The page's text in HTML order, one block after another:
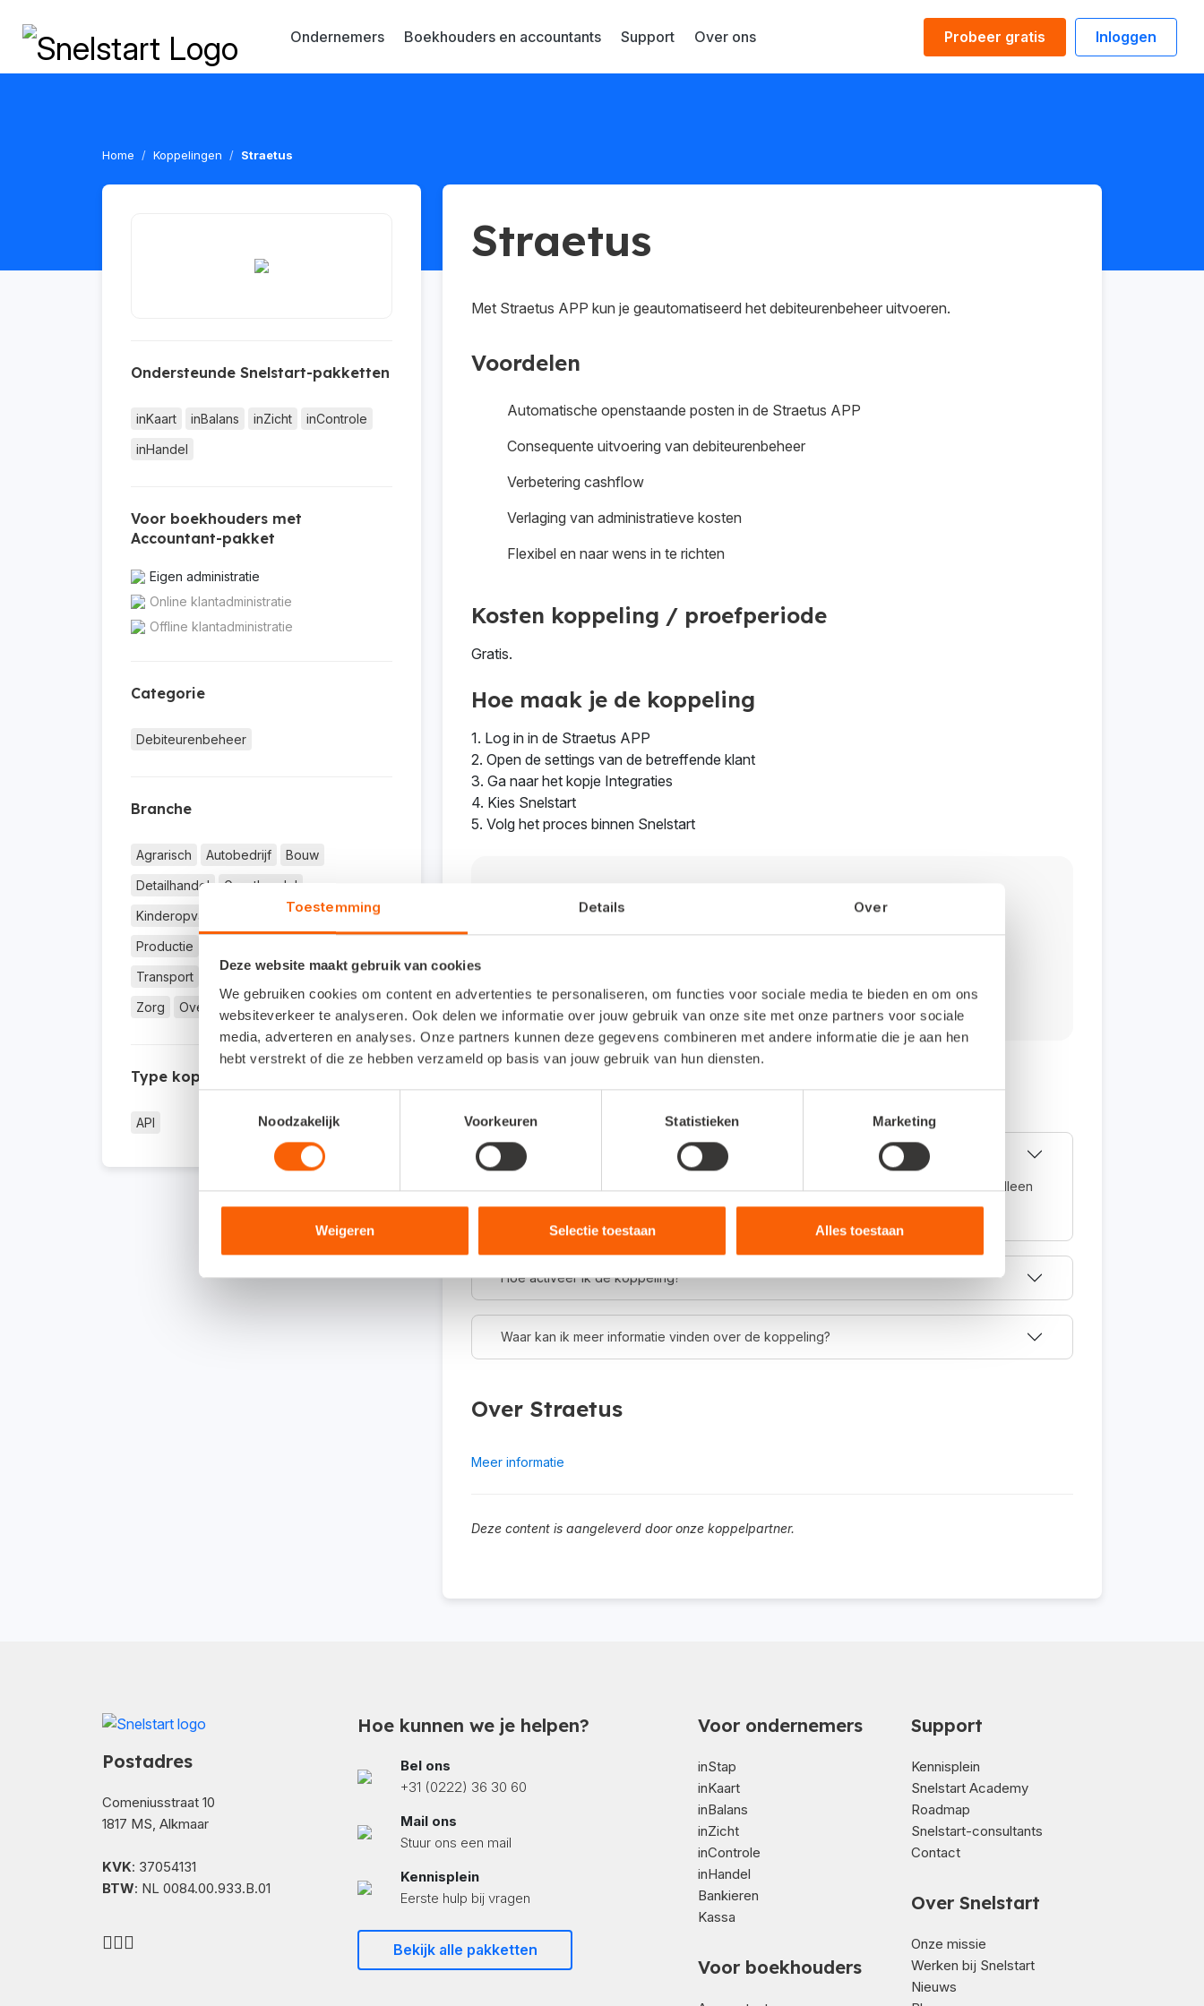
Toestemming Details Over
Deze website maakt gebruik van cookies
We gebruiken cookies om content en advertenties te personaliseren, om functies voor sociale media te bieden en om ons
websiteverkeer te analyseren. Ook delen we informatie over jouw gebruik van onze site met onze partners voor sociale
media, adverteren en analyses. Onze partners kunnen deze gegevens combineren met andere informatie die je aan hen
hebt verstrekt of die ze hebben verzameld op basis van jouw gebruik van hun diensten.
Noodzakelijk
Voorkeuren Statistieken Marketing
Weigeren Selectie toestaan Alles toestaan
Probeer gratis Inloggen
Ondernemers Boekhouders en accountants Support Over ons
Home Koppelingen Straetus
Ondersteunde Snelstart-pakketten
inKaart inBalans inZicht
inControle
inHandel
Voor boekhouders met
Accountant-pakket
Eigen administratie
Online klantadministratie
Offline klantadministratie
Categorie
Debiteurenbeheer
Branche
Agrarisch Autobedrijf
Bouw
Detailhandel
Groothandel
Kinderopvang
Onderwijs
Productie
Transport
Zakelijke dienstverlening
Zorg
Overig
Type koppeling
API
Straetus
Met Straetus APP kun je geautomatiseerd het debiteurenbeheer uitvoeren.
Voordelen
Automatische openstaande posten in de Straetus APP
Consequente uitvoering van debiteurenbeheer
Verbetering cashflow
Verlaging van administratieve kosten
Flexibel en naar wens in te richten
Kosten koppeling / proefperiode
Gratis.
Hoe maak je de koppeling
1. Log in in de Straetus APP
2. Open de settings van de betreffende klant
3. Ga naar het kopje Integraties
4. Kies Snelstart
5. Volg het proces binnen Snelstart
Interesse in deze koppeling?
Veelgestelde vragen
Om wat voor type koppeling gaat het?
Dit is een API-koppeling. Een API-koppeling werkt volledig online en kun je daarom alleen
gebruiken als je werkt met een online administratie.
Hoe activeer ik de koppeling?
Waar kan ik meer informatie vinden over de koppeling?
Over Straetus
Meer informatie
Deze content is aangeleverd door onze koppelpartner.
Postadres
Comeniusstraat 10
1817 MS, Alkmaar
KVK: 37054131
BTW: NL 0084.00.933.B.01
Hoe kunnen we je helpen?
Bel ons
+31 (0222) 36 30 60
Mail ons
Stuur ons een mail
Kennisplein
Eerste hulp bij vragen
Bekijk alle pakketten
Voor ondernemers
inStap
inKaart
inBalans
inZicht
inControle
inHandel
Bankieren
Kassa
Voor boekhouders
Support
Kennisplein
Snelstart Academy
Roadmap
Snelstart-consultants
Contact
Over Snelstart
Onze missie
Werken bij Snelstart
Nieuws